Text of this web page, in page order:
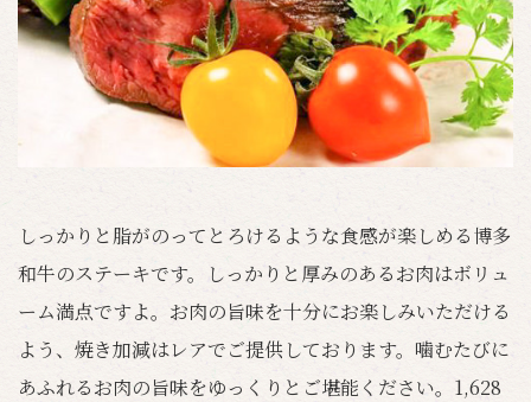
しっかりと脂がのってとろけるような食感が楽しめる博多
和牛のステーキです。しっかりと厚みのあるお肉はボリュ
ーム満点ですよ。お肉の旨味を十分にお楽しみいただける
よう、焼き加減はレアでご提供しております。噛むたびに
あふれるお肉の旨味をゆっくりとご堪能ください。1,628